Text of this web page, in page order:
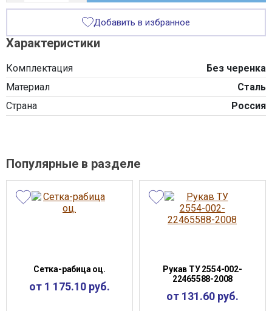
Добавить в избранное
Характеристики
Комплектация
Без черенка
Материал
Сталь
Страна
Россия
Популярные в разделе
Сетка-рабица оц.
от 1 175.10 руб.
Рукав ТУ 2554-002-
22465588-2008
от 131.60 руб.